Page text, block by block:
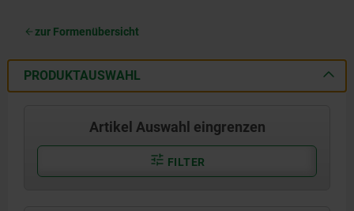
zur Formenübersicht
PRODUKTAUSWAHL
Artikel Auswahl eingrenzen
FILTER